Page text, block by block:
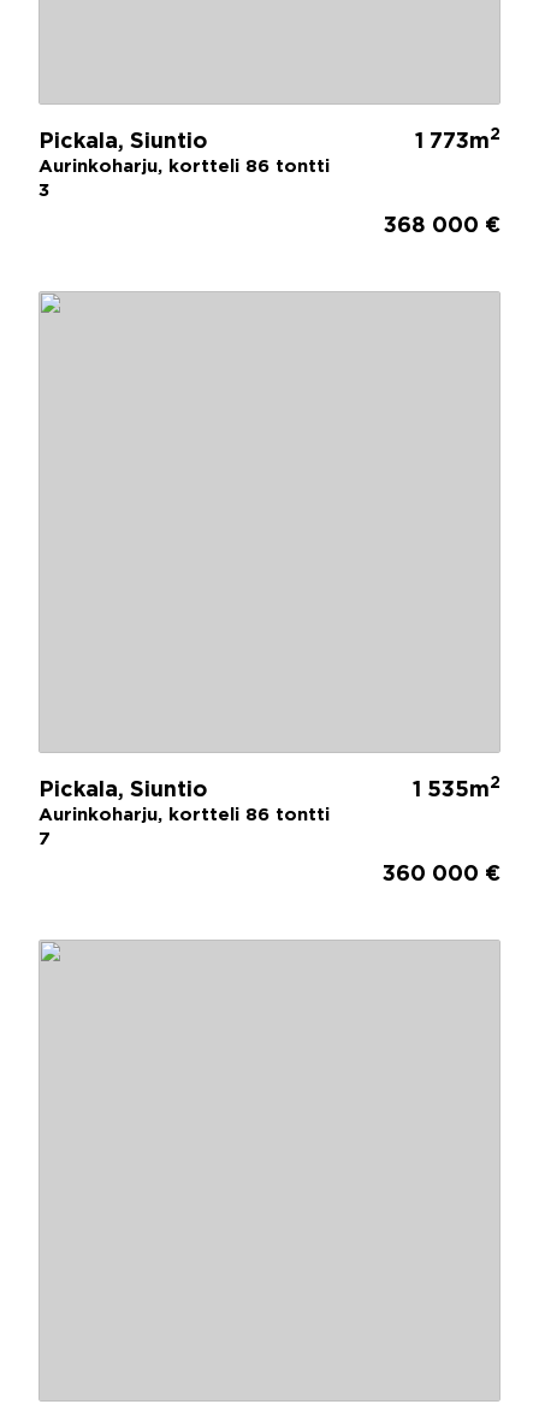
Pickala, Siuntio
Aurinkoharju, kortteli 86 tontti
3
1 773m2
368 000 €
Pickala, Siuntio
Aurinkoharju, kortteli 86 tontti
7
1 535m2
360 000 €